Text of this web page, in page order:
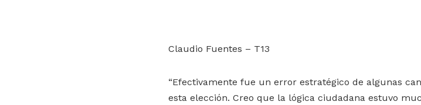
Claudio Fuentes – T13
“Efectivamente fue un error estratégico de algunas
esta elección. Creo que la lógica ciudadana estuvo